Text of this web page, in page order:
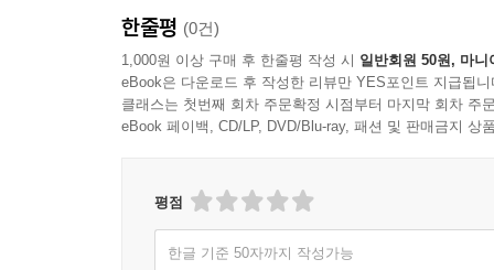
한줄평 (0건)
1,000원 이상 구매 후 한줄평 작성 시 일반회원 50원, 마니
eBook은 다운로드 후 작성한 리뷰만 YES포인트 지급됩니
클래스는 첫번째 회차 주문확정 시점부터 마지막 회차 주
eBook 페이백, CD/LP, DVD/Blu-ray, 패션 및 판매금지 상
평점
한글 기준 50자까지 작성가능